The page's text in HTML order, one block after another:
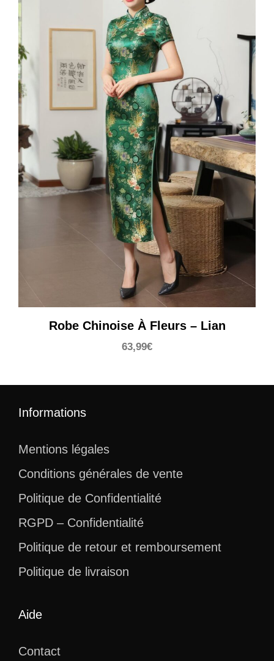
Robe Chinoise À Fleurs – Lian
63,99€
Informations
Mentions légales
Conditions générales de vente
Politique de Confidentialité
RGPD – Confidentialité
Politique de retour et remboursement
Politique de livraison
Aide
Contact